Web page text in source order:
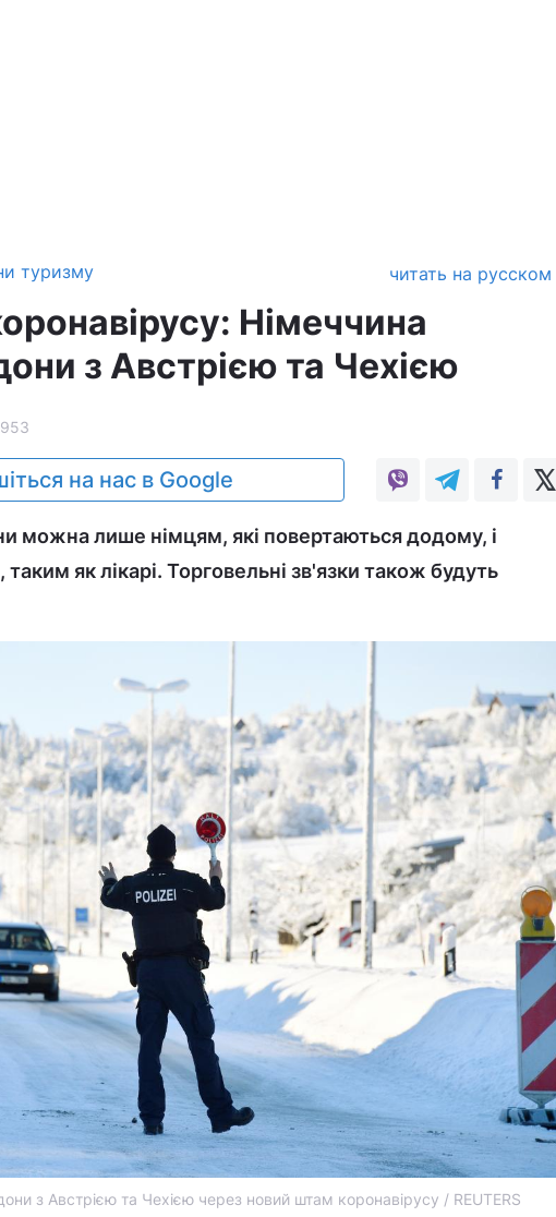
туризму читать на русском
Німеччина
з Австрією та Чехією
на нас в Google
можна лише німцям, які повертаються додому, і
як лікарі. Торговельні зв'язки також будуть
з Австрією та Чехією через новий штам коронавірусу / REUTERS